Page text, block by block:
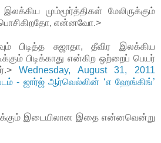
மும்மூர்த்திகள் மேலிருக்கும்
பொசிகிறதோ, என்னவோ.>
பிடித்த சுஜாதா, தீவிர இலக்கிய
பிடிக்காது என்கிற ஒற்றைப் பெயர்
Wednesday, August 31, 2011
- ஜார்ஜ் ஆர்வெல்லின் ‘எ ஹேங்கிங்’
இடையிலான இதை என்னவென்று